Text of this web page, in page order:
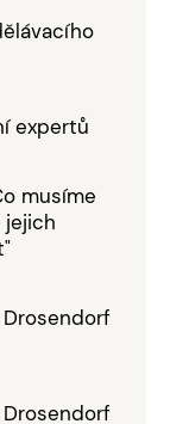
expertů
musíme